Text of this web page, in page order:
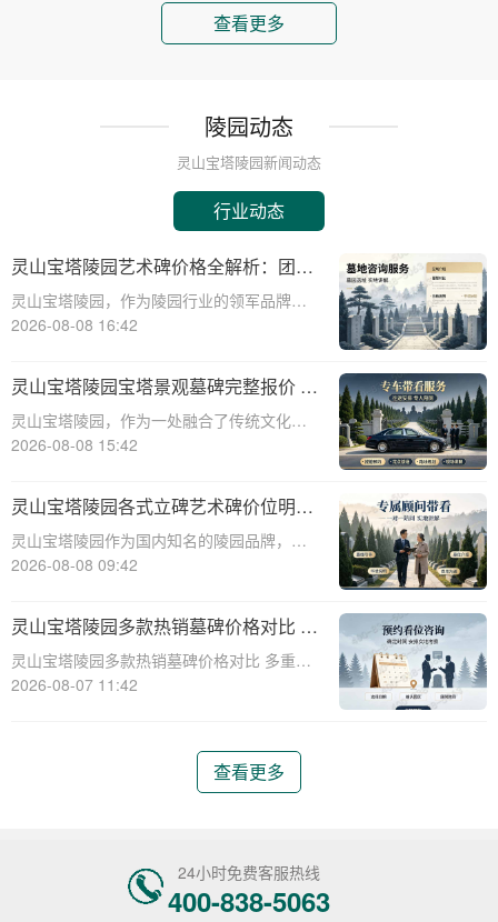
查看更多
陵园动态
灵山宝塔陵园新闻动态
行业动态
灵山宝塔陵园艺术碑价格全解析：团购
更享折上折优惠！
灵山宝塔陵园，作为陵园行业的领军品牌，
凭借其创新的艺术碑设计和亲民的价位体
山宝塔陵园各类艺术碑的价格构成，并重点
介绍团体采购的叠加折扣优惠，旨在为消费
者提供详尽、
2026-08-08 16:42
灵山宝塔陵园宝塔景观墓碑完整报价 团
体购墓享大额直降详解
灵山宝塔陵园，作为一处融合了传统文化与
现代园林艺术的墓园，其宝塔景观墓碑因其
多家庭选择安息之地的首选。本文将从专业
角度详细介绍灵山宝塔陵园宝塔景观墓碑的
完整报价，
2026-08-08 15:42
灵山宝塔陵园各式立碑艺术碑价位明细
组团选购享折上折
灵山宝塔陵园作为国内知名的陵园品牌，提
供多样化的立碑艺术碑选择，满足不同用户
立碑艺术碑的价位明细，并探讨组团选购享
折上折的优惠策略，帮助用户在选购过程中
做出明智的
2026-08-08 09:42
灵山宝塔陵园多款热销墓碑价格对比 多
重优惠组合省钱指南
灵山宝塔陵园多款热销墓碑价格对比 多重优
惠组合省钱指南☎ 灵山宝塔陵园电话:400-
的安息之地，不仅是对逝者的尊重
2026-08-07 11:42
查看更多
24小时免费客服热线
400-838-5063